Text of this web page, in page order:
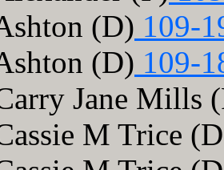
(D) 109-
(D) 109-
Jane Mills
M Trice